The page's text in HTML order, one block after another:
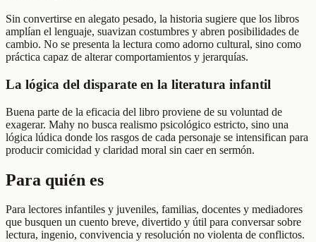
Sin convertirse en alegato pesado, la historia sugiere que los libros
amplían el lenguaje, suavizan costumbres y abren posibilidades de
cambio. No se presenta la lectura como adorno cultural, sino como
práctica capaz de alterar comportamientos y jerarquías.
La lógica del disparate en la literatura infantil
Buena parte de la eficacia del libro proviene de su voluntad de
exagerar. Mahy no busca realismo psicológico estricto, sino una
lógica lúdica donde los rasgos de cada personaje se intensifican para
producir comicidad y claridad moral sin caer en sermón.
Para quién es
Para lectores infantiles y juveniles, familias, docentes y mediadores
que busquen un cuento breve, divertido y útil para conversar sobre
lectura, ingenio, convivencia y resolución no violenta de conflictos.